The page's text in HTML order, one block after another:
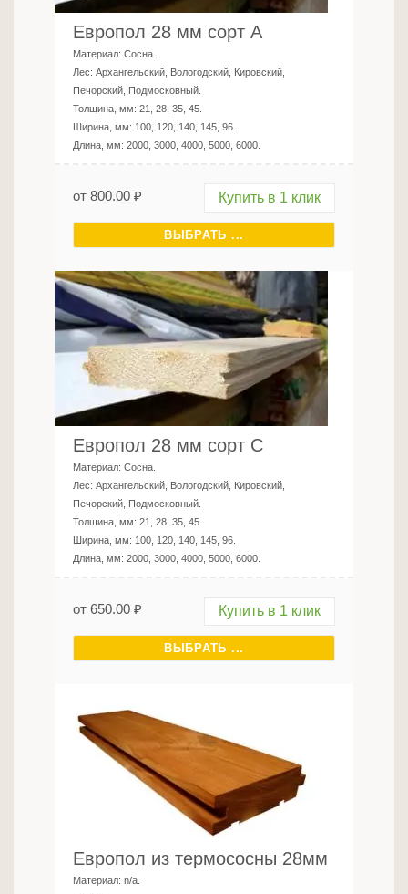
Европол 28 мм сорт А
Материал: Сосна
Лес: Архангельский, Вологодский, Кировский,
Печорский, Подмосковный
Толщина, мм: 21, 28, 35, 45
Ширина, мм: 100, 120, 140, 145, 96
Длина, мм: 2000, 3000, 4000, 5000, 6000
от 800.00 ₽ Купить в 1 клик
ВЫБРАТЬ ...
Европол 28 мм сорт С
Материал: Сосна
Лес: Архангельский, Вологодский, Кировский,
Печорский, Подмосковный
Толщина, мм: 21, 28, 35, 45
Ширина, мм: 100, 120, 140, 145, 96
Длина, мм: 2000, 3000, 4000, 5000, 6000
от 650.00 ₽ Купить в 1 клик
ВЫБРАТЬ ...
Европол из термососны 28мм
Материал: n/a